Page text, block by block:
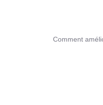
Comment